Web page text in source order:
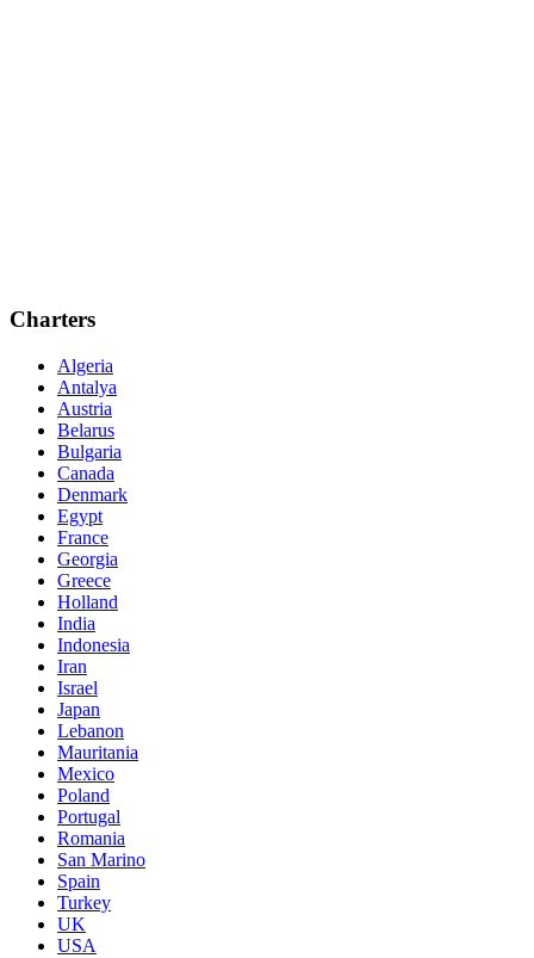
Charters
Algeria
Antalya
Austria
Belarus
Bulgaria
Canada
Denmark
Egypt
France
Georgia
Greece
Holland
India
Indonesia
Iran
Israel
Japan
Lebanon
Mauritania
Mexico
Poland
Portugal
Romania
San Marino
Spain
Turkey
UK
USA